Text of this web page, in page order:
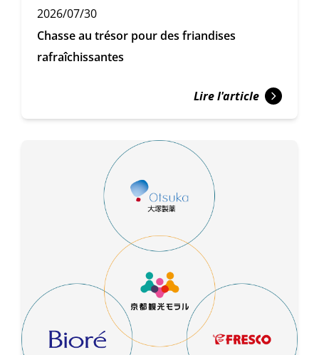
2026/07/30
Chasse au trésor pour des friandises
rafraîchissantes
Lire l'article